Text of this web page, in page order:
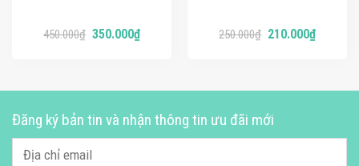
450.000₫ 350.000₫ 250.000₫ 210.000₫
Đăng ký bản tin và nhận thông tin ưu đãi mới